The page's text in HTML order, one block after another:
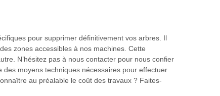
pour supprimer définitivement vos arbres. Il
zones accessibles à nos machines. Cette
N’hésitez pas à nous contacter pour nous confier
des moyens techniques nécessaires pour effectuer
au préalable le coût des travaux ? Faites-